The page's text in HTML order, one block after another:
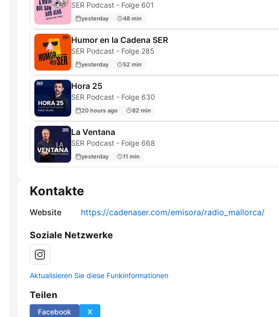
SER Podcast - Folge 601
yesterday 48 min
Humor en la Cadena SER
SER Podcast - Folge 285
yesterday 52 min
Hora 25
SER Podcast - Folge 630
20 hours ago 82 min
La Ventana
SER Podcast - Folge 668
yesterday 11 min
Kontakte
Website https://cadenaser.com/emisora/radio_mallorca/
Soziale Netzwerke
Aktualisieren Sie diese Funkinformationen
Teilen
Facebook X